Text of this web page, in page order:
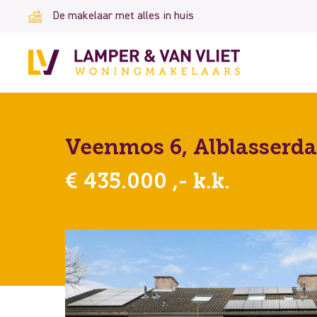
De makelaar met alles in huis
Veenmos 6,
€ 435.000 ,- k.k.